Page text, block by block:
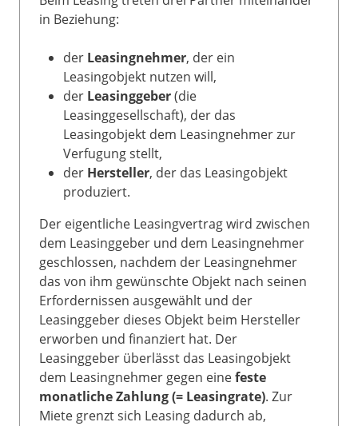
in Beziehung:
der Leasingnehmer, der ein
Leasingobjekt nutzen will,
der Leasinggeber(die
Leasinggesellschaft), der das
Leasingobjekt dem Leasingnehmer zur
Verfugung stellt,
der Hersteller, der das Leasingobjekt
produziert.
Der eigentliche Leasingvertrag wird zwischen
dem Leasinggeber und dem Leasingnehmer
geschlossen, nachdem der Leasingnehmer
das von ihm gewünschte Objekt nach seinen
Erfordernissen ausgewählt und der
Leasinggeber dieses Objekt beim Hersteller
erworben und finanziert hat. Der
Leasinggeber überlässt das Leasingobjekt
dem Leasingnehmer gegen einefeste
monatliche Zahlung (= Leasingrate). Zur
Miete grenzt sich Leasing dadurch ab,